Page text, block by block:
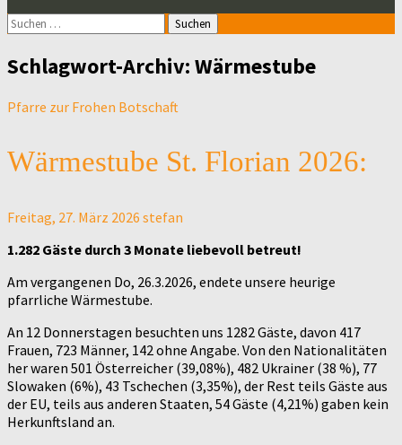
Suchen
nach:
Schlagwort-Archiv: Wärmestube
Pfarre zur Frohen Botschaft
Wärmestube St. Florian 2026:
Freitag, 27. März 2026 stefan
1.282 Gäste durch 3 Monate liebevoll betreut!
Am vergangenen Do, 26.3.2026, endete unsere heurige
pfarrliche Wärmestube.
An 12 Donnerstagen besuchten uns 1282 Gäste, davon 417
Frauen, 723 Männer, 142 ohne Angabe. Von den Nationalitäten
her waren 501 Österreicher (39,08%), 482 Ukrainer (38 %), 77
Slowaken (6%), 43 Tschechen (3,35%), der Rest teils Gäste aus
der EU, teils aus anderen Staaten, 54 Gäste (4,21%) gaben kein
Herkunftsland an.